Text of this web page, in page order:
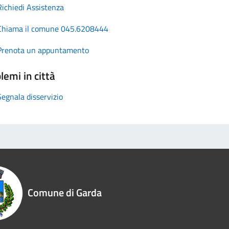
Assistenza
il comune 045.6208444
un appuntamento
in città
disservizio
Comune di Garda